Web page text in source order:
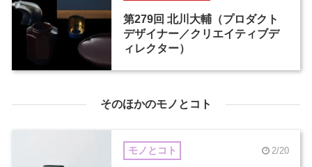
第279回 北川大輔（プロダクト
デザイナー／クリエイティブデ
ィレクター）
そのほかのモノとコト
モノとコト 2/20